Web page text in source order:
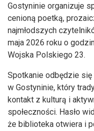
Gostyninie organizuje
cenioną poetką,
najmłodszych
maja 2026 roku o
Wojska Polskiego 23.
Spotkanie odbędzie
w Gostyninie, który
kontakt z kulturą i
społeczności. Hasło
że biblioteka otwiera i